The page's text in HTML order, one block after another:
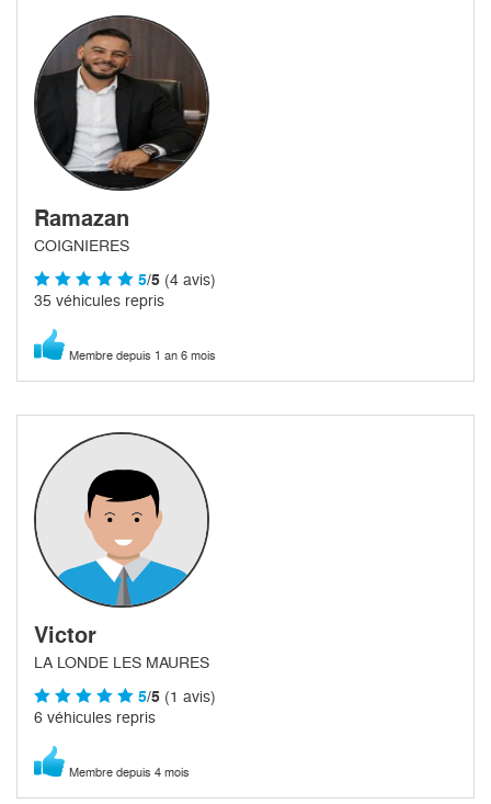
Ramazan
COIGNIERES
5/5 (4 avis)
35 véhicules repris
Membre depuis 1 an 6 mois
Victor
LA LONDE LES MAURES
5/5 (1 avis)
6 véhicules repris
Membre depuis 4 mois